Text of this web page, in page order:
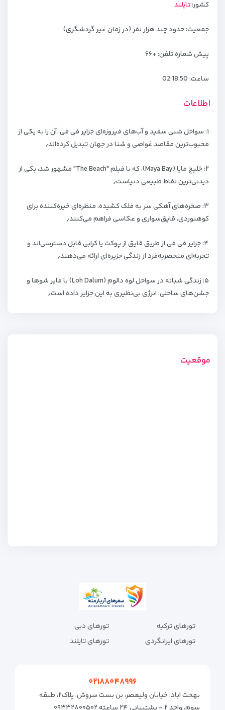
کشور:تایلند
جمعیت: حدود چند هزار نفر (در زمان غیر گردشگری)
پیش شماره تلفن: +۶۶
ساعت:02:18:50
اطلاعات
۱: سواحل شنی سفید و آب‌های فیروزه‌ای جزایر فی فی، آن را به یکی از
محبوب‌ترین مقاصد غواصی و شنا در جهان تبدیل کرده‌اند٫
۲: خلیج مایا (Maya Bay)، که با فیلم "The Beach" مشهور شد، یکی از
دیدنی‌ترین نقاط طبیعی دنیاست٫
۳: صخره‌های آهکی سر به فلک کشیده، منظره‌ای خیره‌کننده برای
کوهنوردی، قایق‌سواری و عکاسی فراهم می‌کنند٫
۴: جزایر فی فی از طریق قایق از پوکت یا کرابی قابل دسترسی‌اند و
تجربه‌ای منحصر‌به‌فرد از زندگی جزیره‌ای ارائه می‌دهند٫
۵: زندگی شبانه در سواحل لوه دالوم (Loh Dalum) با فایر شوها و
جشن‌های ساحلی، انرژی بی‌نظیری به این جزایر داده است٫
موقعیت
تورهای ترکیه
تورهای ایرانگردی
تورهای دبی
تورهای تایلند
۰۲۱۸۸۰۴۸۹۹۶
بهجت اباد، خیابان ولیعصر، بن بست سروش، پلاک۲، طبقه